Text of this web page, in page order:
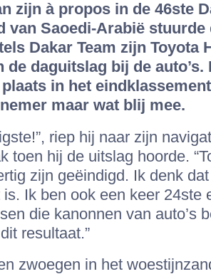
zijn à propos in de 46ste
van Saoedi-Arabië
Dakar Team zijn Toyota
de daguitslag bij de auto’s.
in het
maar wat blij mee.
riep hij naar zijn
toen hij de uitslag hoorde.
zijn geëindigd. Ik denk
is. Ik ben ook een keer 24ste
die kanonnen van auto’s
resultaat.”
zwoegen in het